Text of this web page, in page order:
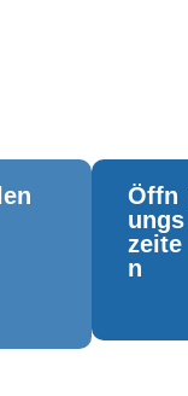
Öffn
ungs
zeite
n